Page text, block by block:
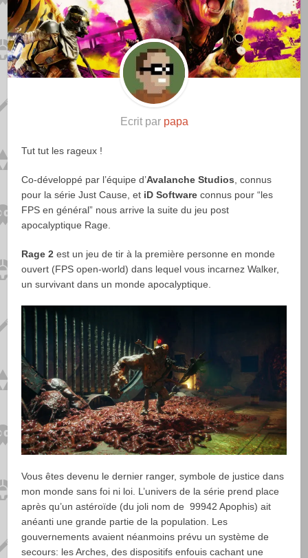
Ecrit par papa
Tut tut les rageux !
Co-développé par l’équipe d’Avalanche Studios , connus
pour la série Just Cause, et iD Software connus pour “les
FPS en général” nous arrive la suite du jeu post
apocalyptique Rage.
Rage 2 est un jeu de tir à la première personne en monde
ouvert (FPS open-world) dans lequel vous incarnez Walker,
un survivant dans un monde apocalyptique.
Vous êtes devenu le dernier ranger, symbole de justice dans
mon monde sans foi ni loi. L’univers de la série prend place
après qu’un astéroïde (du joli nom de 99942 Apophis) ait
anéanti une grande partie de la population. Les
gouvernements avaient néanmoins prévu un système de
secours: les Arches, des dispositifs enfouis cachant une